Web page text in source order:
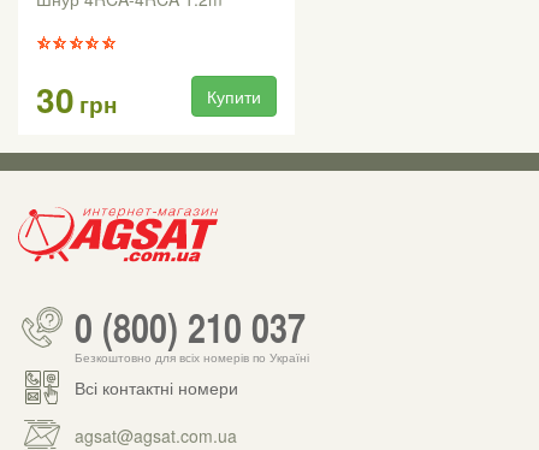
30 грн Купити
0 (800) 210 037
Безкоштовно для всіх номерів по Україні
Всі контактні номери
agsat@agsat.com.ua